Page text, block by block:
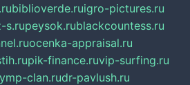
biblioverde.ruigro-pictures.ru
s.rupeysok.rublackcountess.ru
ocenka-appraisal.ru
pik-finance.ruvip-surfing.ru
clan.rudr-pavlush.ru